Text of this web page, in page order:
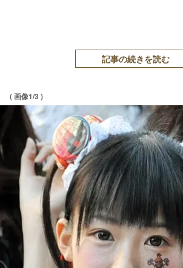
記事の続きを読む
( 画像1/3 )